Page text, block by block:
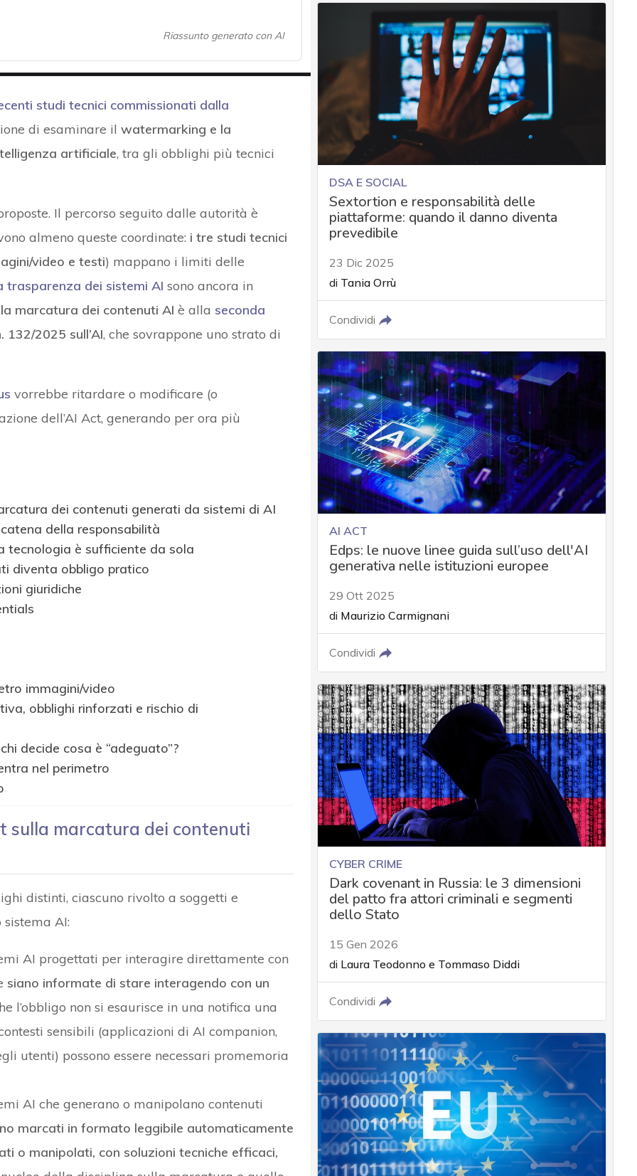
Riassunto generato con AI
studi tecnici commissionati dalla
di esaminare il watermarking e la
artificiale, tra gli obblighi più tecnici
Il percorso seguito dalle autorità è
almeno queste coordinate: i tre studi tecnici
video e testi) mappano i limiti delle
trasparenza dei sistemi AI sono ancora in
marcatura dei contenuti AI è alla seconda
132/2025 sull’AI, che sovrappone uno strato di
vorrebbe ritardare o modificare (o
dell’AI Act, generando per ora più
dei contenuti generati da sistemi di AI
della responsabilità
tecnologia è sufficiente da sola
diventa obbligo pratico
giuridiche
immagini/video
obblighi rinforzati e rischio di
decide cosa è “adeguato”?
nel perimetro
sulla marcatura dei contenuti
distinti, ciascuno rivolto a soggetti e
AI:
AI progettati per interagire direttamente con
siano informate di stare interagendo con un
l’obbligo non si esaurisce in una notifica una
sensibili (applicazioni di AI companion,
utenti) possono essere necessari promemoria
AI che generano o manipolano contenuti
marcati in formato leggibile automaticamente
o manipolati, con soluzioni tecniche efficaci,
DSA E SOCIAL
Sextortion e responsabilità delle
piattaforme: quando il danno diventa
prevedibile
23 Dic 2025
di Tania Orrù
Condividi
AI ACT
Edps: le nuove linee guida sull’uso dell'AI
generativa nelle istituzioni europee
29 Ott 2025
di Maurizio Carmignani
Condividi
CYBER CRIME
Dark covenant in Russia: le 3 dimensioni
del patto fra attori criminali e segmenti
dello Stato
15 Gen 2026
di Laura Teodonno e Tommaso Diddi
Condividi